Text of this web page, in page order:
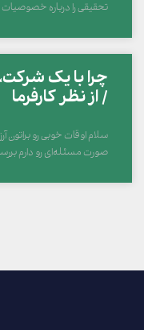
تحقیقی را درباره خصوصیات
چرا با یک
/ از نظر کارفرما
سلام اوقات خوبی رو
صورت مسئله‌ای رو دارم